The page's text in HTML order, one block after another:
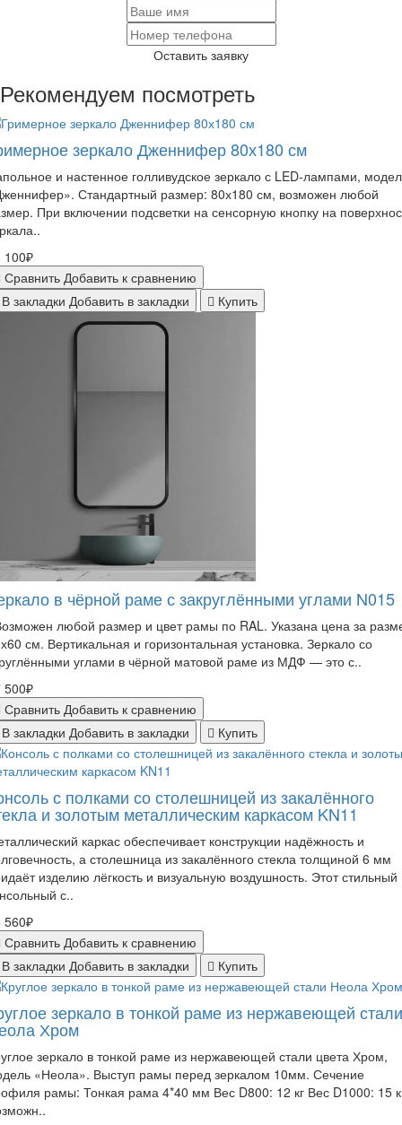
Оставить заявку
Рекомендуем посмотреть
зеркало Дженнифер 80х180 см
и настенное голливудское зеркало с LED-лампами,
Стандартный размер: 80х180 см, возможен любой
При включении подсветки на сенсорную кнопку на
100₽
Сравнить Добавить к сравнению
закладки Добавить в закладки Купить
в чёрной раме с закруглёнными углами N015
любой размер и цвет рамы по RAL. Указана цена за
см. Вертикальная и горизонтальная установка. Зеркало со
углами в чёрной матовой раме из МДФ — это с..
500₽
Сравнить Добавить к сравнению
закладки Добавить в закладки Купить
с полками со столешницей из закалённого
и золотым металлическим каркасом KN11
каркас обеспечивает конструкции надёжность и
а столешница из закалённого стекла толщиной 6 мм
изделию лёгкость и визуальную воздушность. Этот стильный
с..
560₽
Сравнить Добавить к сравнению
закладки Добавить в закладки Купить
зеркало в тонкой раме из нержавеющей стали
Хром
зеркало в тонкой раме из нержавеющей стали цвета Хром,
«Неола». Выступ рамы перед зеркалом 10мм. Сечение
рамы: Тонкая рама 4*40 мм Вес D800: 12 кг Вес D1000: 15